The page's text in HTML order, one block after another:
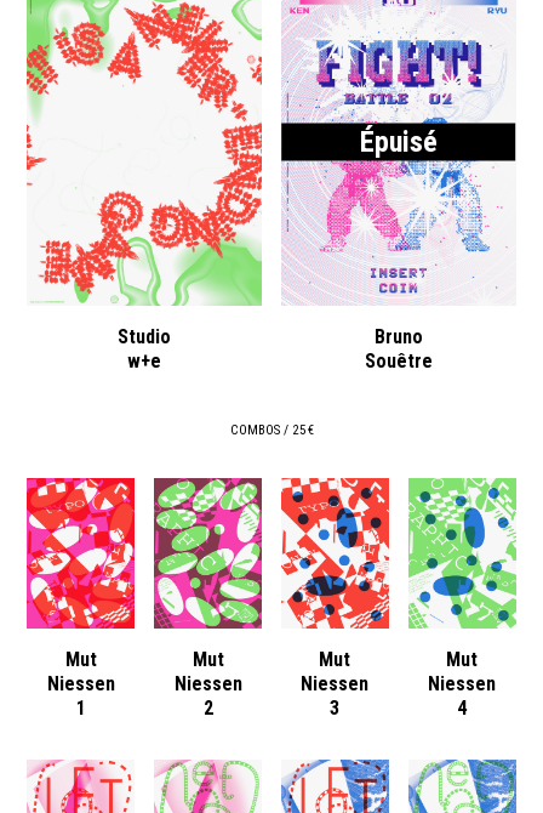
Studio
w+e
Épuisé
Bruno
Souêtre
COMBOS / 25 €
Mut
Niessen
1
Mut
Niessen
2
Mut
Niessen
3
Mut
Niessen
4